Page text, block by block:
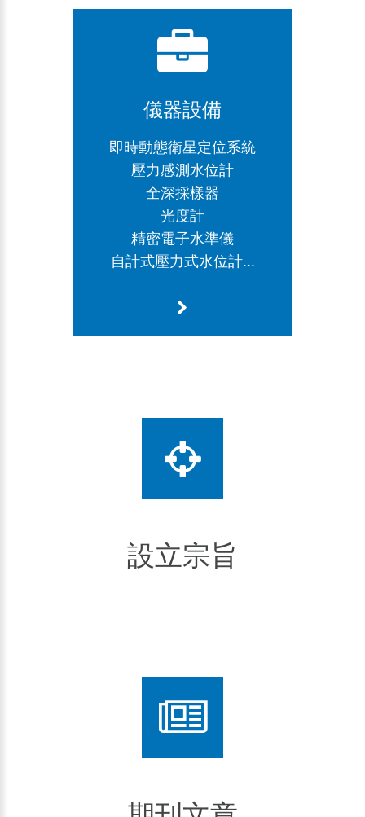
儀器設備
即時動態衛星定位系統
壓力感測水位計
全深採樣器
光度計
精密電子水準儀
自計式壓力式水位計...
設立宗旨